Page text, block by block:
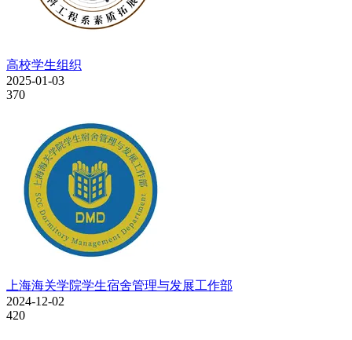
高校学生组织
2025-01-03
370
上海海关学院学生宿舍管理与发展工作部
2024-12-02
420